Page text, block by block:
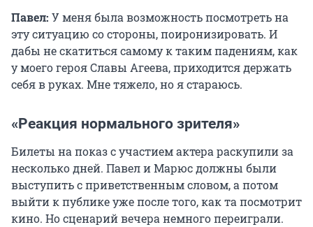
Павел: У меня была возможность посмотреть на
эту ситуацию со стороны, поиронизировать. И
дабы не скатиться самому к таким падениям, как
у моего героя Славы Агеева, приходится держать
себя в руках. Мне тяжело, но я стараюсь.
«Реакция нормального зрителя»
Билеты на показ с участием актера раскупили за
несколько дней. Павел и Марюс должны были
выступить с приветственным словом, а потом
выйти к публике уже после того, как та посмотрит
кино. Но сценарий вечера немного переиграли.